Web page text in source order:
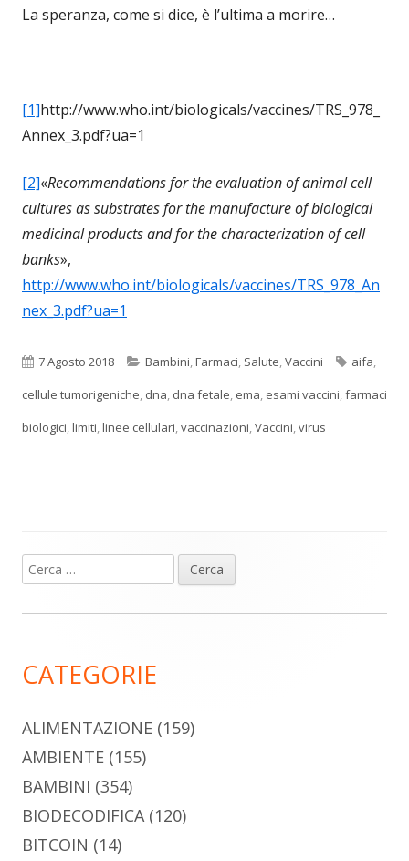
La speranza, come si dice, è l’ultima a morire…
[1]http://www.who.int/biologicals/vaccines/TRS_978_
Annex_3.pdf?ua=1
[2]«Recommendations for the evaluation of animal cell
cultures as substrates for the manufacture of biological
medicinal products and for the characterization of cell
banks»,
http://www.who.int/biologicals/vaccines/TRS_978_An
nex_3.pdf?ua=1
Pubblicato
7 Agosto 2018 Categorie
Bambini Farmaci Salute Vaccini Tag
aifa
cellule tumorigeniche dna dna fetale ema esami vaccini farmaci
biologici limiti linee cellulari vaccinazioni Vaccini virus
Barra
laterale
Ricerca
per:
CATEGORIE
ALIMENTAZIONE (159)
AMBIENTE (155)
BAMBINI (354)
BIODECODIFICA(120)
BITCOIN (14)